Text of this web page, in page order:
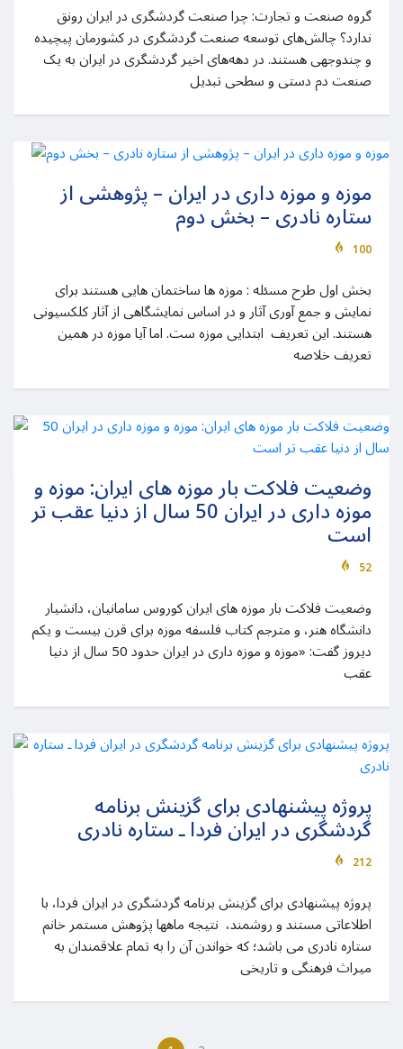
گروه صنعت و تجارت: چرا صنعت گردشگری در ایران رونق
ندارد؟ چالش‌های توسعه صنعت گردشگری در کشورمان پیچیده
و چند‌وجهی هستند. در دهه‌های اخیر گردشگری در ایران به یک
صنعت دم دستی و سطحی تبدیل
موزه و موزه داری در ایران – پژوهشی از
ستاره نادری – بخش دوم
100
بخش اول طرح مسئله : موزه ها ساختمان هایی هستند برای
نمایش و جمع آوری آثار و در اساس نمایشگاهی از آثار کلکسیونی
هستند. این تعریف ابتدایی موزه ست. اما آیا موزه در همین
تعریف خلاصه
وضعیت فلاکت بار موزه های ایران: موزه و
موزه داری در ایران 50 سال از دنیا عقب تر
است
52
وضعیت فلاکت بار موزه های ایران کوروس سامانیان، دانشیار
دانشگاه هنر، و مترجم کتاب فلسفه موزه برای قرن بیست و یکم
دیروز گفت: «موزه و موزه داری در ایران حدود 50 سال از دنیا
عقب
پروژه پیشنهادی برای گزینش برنامه
گردشگری در ایران فردا ـ ستاره نادری
212
پروژه پیشنهادی برای گزینش برنامه گردشگری در ایران فردا، با
اطلاعاتی مستند و روشمند، نتیجه ماهها پژوهش مستمر خانم
ستاره نادری می باشد؛ که خواندن آن را به تمام علاقمندان به
میراث فرهنگی و تاریخی